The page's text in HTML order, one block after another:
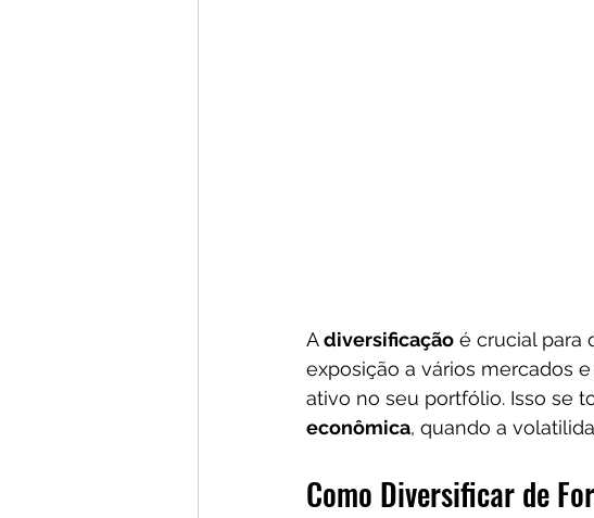
A diversificação é crucial para
exposição a vários mercados
ativo no seu portfólio. Isso se
econômica, quando a
Como Diversificar de